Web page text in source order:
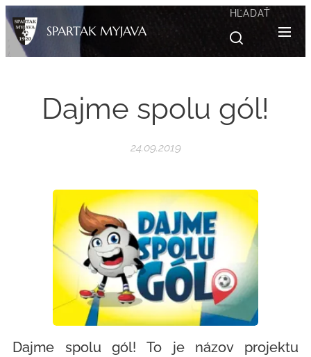
SPARTAK MYJAVA
HĽADAŤ
Dajme spolu gól!
24.09.2019
Dajme spolu gól! To je názov projektu